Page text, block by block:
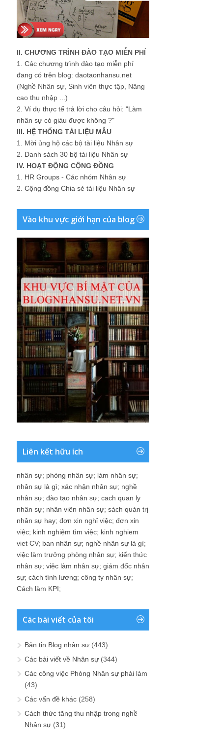
II. CHƯƠNG TRÌNH ĐÀO TẠO MIỄN PHÍ
1. Các chương trình đào tạo miễn phí
đang có trên blog: daotaonhansu.net
(Nghề Nhân sự, Sinh viên thực tập, Nâng
cao thu nhập ...)
2. Ví dụ thực tế trả lời cho câu hỏi: "Làm
nhân sự có giàu được không ?"
III. HỆ THỐNG TÀI LIỆU MẪU
1. Mời ủng hộ các bộ tài liệu Nhân sự
2. Danh sách 30 bộ tài liệu Nhân sự
IV. HOẠT ĐỘNG CỘNG ĐỒNG
1. HR Groups - Các nhóm Nhân sự
2. Cộng đồng Chia sẻ tài liệu Nhân sự
Vào khu vực giới hạn của blog
Liên kết hữu ích
nhân sự; phòng nhân sự; làm nhân sự;
nhân sự là gì; xác nhận nhân sự; nghề
nhân sự; đào tạo nhân sự; cach quan ly
nhân sự; nhân viên nhân sự; sách quản trị
nhân sự hay; đơn xin nghỉ việc; đơn xin
việc; kinh nghiệm tìm việc; kinh nghiem
viet CV; ban nhân sự; nghề nhân sự là gì;
việc làm trưởng phòng nhân sự; kiến thức
nhân sự; việc làm nhân sự; giám đốc nhân
sự; cách tính lương; công ty nhân sự;
Cách làm KPI;
Các bài viết của tôi
Bản tin Blog nhân sự (443)
Các bài viết về Nhân sự (344)
Các công việc Phòng Nhân sự phải làm
(43)
Các vấn đề khác (258)
Cách thức tăng thu nhập trong nghề
Nhân sự (31)